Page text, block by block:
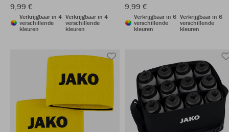
9,99 €
Verkrijgbaar in 4
verschillende
kleuren
Verkrijgbaar in 4
verschillende
kleuren
9,99 €
Verkrijgbaar in 6
verschillende
kleuren
Verkrijgbaar in 6
verschillende
kleuren